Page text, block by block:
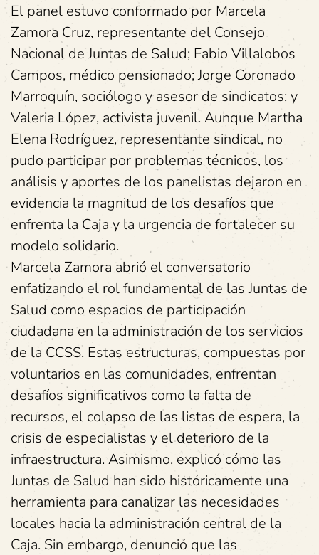
El panel estuvo conformado por Marcela
Zamora Cruz, representante del Consejo
Nacional de Juntas de Salud; Fabio Villalobos
Campos, médico pensionado; Jorge Coronado
Marroquín, sociólogo y asesor de sindicatos; y
Valeria López, activista juvenil. Aunque Martha
Elena Rodríguez, representante sindical, no
pudo participar por problemas técnicos, los
análisis y aportes de los panelistas dejaron en
evidencia la magnitud de los desafíos que
enfrenta la Caja y la urgencia de fortalecer su
modelo solidario.
Marcela Zamora abrió el conversatorio
enfatizando el rol fundamental de las Juntas de
Salud como espacios de participación
ciudadana en la administración de los servicios
de la CCSS. Estas estructuras, compuestas por
voluntarios en las comunidades, enfrentan
desafíos significativos como la falta de
recursos, el colapso de las listas de espera, la
crisis de especialistas y el deterioro de la
infraestructura. Asimismo, explicó cómo las
Juntas de Salud han sido históricamente una
herramienta para canalizar las necesidades
locales hacia la administración central de la
Caja. Sin embargo, denunció que las